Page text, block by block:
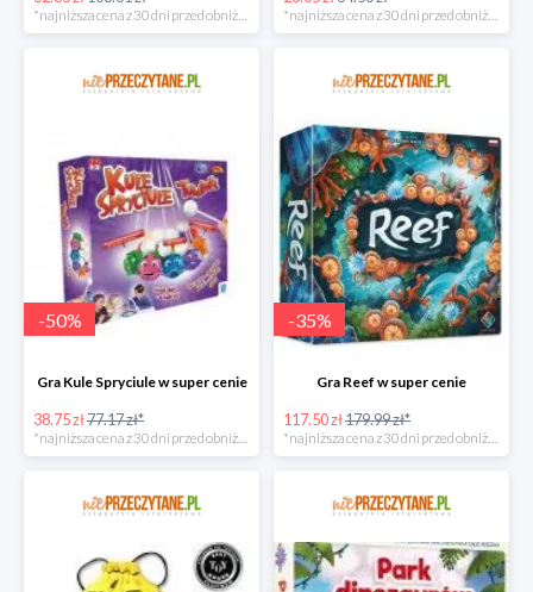
*najniższa cena z 30 dni przed obniżką *najniższa cena z 30 dni przed obniżką
-50%
Gra Kule Spryciule w super cenie
38.75 zł77.17 zł*
-35%
Gra Reef w super cenie
117.50 zł179.99 zł*